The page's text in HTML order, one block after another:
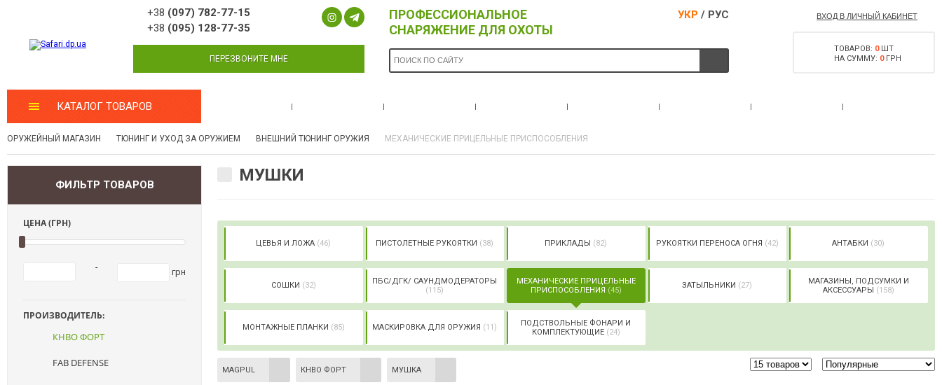
+38 (097) 782-77-15
+38 (095) 128-77-35
ПЕРЕЗВОНИТЕ МНЕ
ПРОФЕССИОНАЛЬНОЕ
СНАРЯЖЕНИЕ ДЛЯ ОХОТЫ
УКР / РУС ВХОД В ЛИЧНЫЙ КАБИНЕТ
ТОВАРОВ: 0ШТ
НА СУММУ: 0ГРН
КАТАЛОГ ТОВАРОВ
ОРУЖЕЙНЫЙ МАГАЗИН ТЮНИНГ И УХОД ЗА ОРУЖИЕМ ВНЕШНИЙ ТЮНИНГ ОРУЖИЯ МЕХАНИЧЕСКИЕ ПРИЦЕЛЬНЫЕ ПРИСПОСОБЛЕНИЯ
ФИЛЬТР ТОВАРОВ
ЦЕНА (ГРН)
- грн
ПРОИЗВОДИТЕЛЬ:
КНВО ФОРТ
FAB DEFENSE
МУШКИ
ЦЕВЬЯ И ЛОЖА (46) ПИСТОЛЕТНЫЕ РУКОЯТКИ (38) ПРИКЛАДЫ (82) РУКОЯТКИ ПЕРЕНОСА ОГНЯ (42) АНТАБКИ (30)
СОШКИ (32)
ПБС/ДГК/ САУНДМОДЕРАТОРЫ
(115)
МЕХАНИЧЕСКИЕ ПРИЦЕЛЬНЫЕ
ПРИСПОСОБЛЕНИЯ (45)
ЗАТЫЛЬНИКИ (27)
МАГАЗИНЫ, ПОДСУМКИ И
АКСЕССУАРЫ (158)
МОНТАЖНЫЕ ПЛАНКИ (85) МАСКИРОВКА ДЛЯ ОРУЖИЯ (11)
ПОДСТВОЛЬНЫЕ ФОНАРИ И
КОМПЛЕКТУЮЩИЕ (24)
MAGPUL КНВО ФОРТ МУШКА